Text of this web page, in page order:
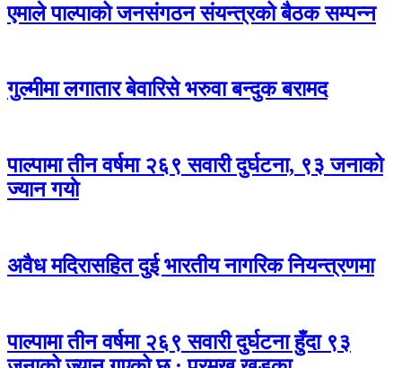
एमाले पाल्पाको जनसंगठन संयन्त्रको बैठक सम्पन्न
गुल्मीमा लगातार बेवारिसे भरुवा बन्दुक बरामद
पाल्पामा तीन वर्षमा २६९ सवारी दुर्घटना, ९३ जनाको
ज्यान गयाे
अवैध मदिरासहित दुई भारतीय नागरिक नियन्त्रणमा
पाल्पामा तीन वर्षमा २६९ सवारी दुर्घटना हुँदा ९३